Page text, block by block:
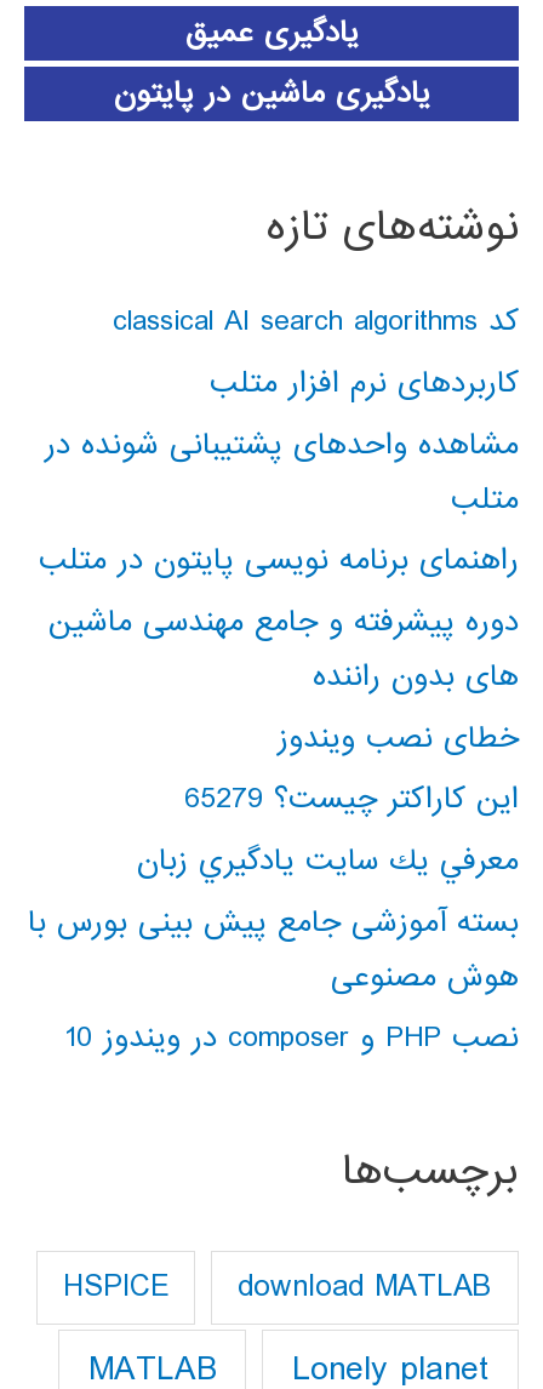
یادگیری عمیق
یادگیری ماشین در پایتون
نوشته‌های تازه
کد classical AI search algorithms
کاربردهای نرم افزار متلب
مشاهده واحدهای پشتیبانی شونده در
متلب
راهنمای برنامه نویسی پایتون در متلب
دوره پیشرفته و جامع مهندسی ماشین
های بدون راننده
خطای نصب ویندوز
این کاراکتر چیست؟ 65279
معرفي يك سايت يادگيري زبان
بسته آموزشی جامع پیش بینی بورس با
هوش مصنوعی
نصب PHP و composer در ویندوز 10
برچسب‌ها
download MATLAB
HSPICE
Lonely planet
MATLAB